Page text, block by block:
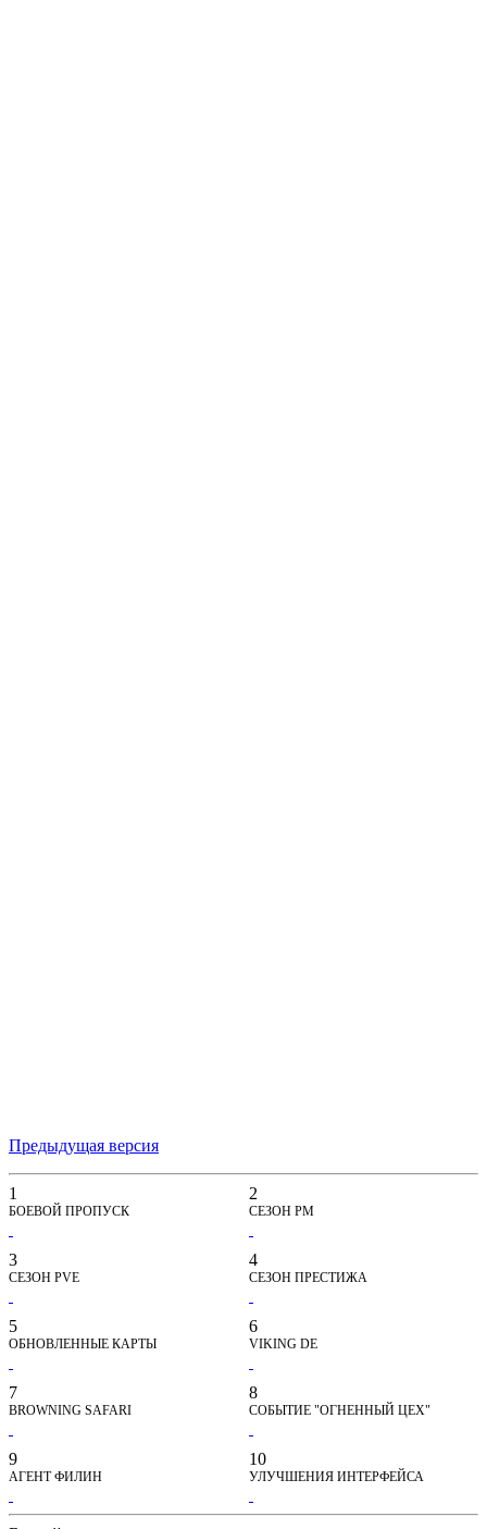
Предыдущая версия
1
БОЕВОЙ ПРОПУСК
2
СЕЗОН РМ
3
СЕЗОН PVE
4
СЕЗОН ПРЕСТИЖА
5
ОБНОВЛЕННЫЕ КАРТЫ
6
VIKING DE
7
BROWNING SAFARI
8
СОБЫТИЕ "ОГНЕННЫЙ ЦЕХ"
9
АГЕНТ ФИЛИН
10
УЛУЧШЕНИЯ ИНТЕРФЕЙСА